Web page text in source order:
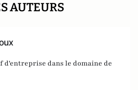
AUTEURS
d'entreprise dans le domaine de